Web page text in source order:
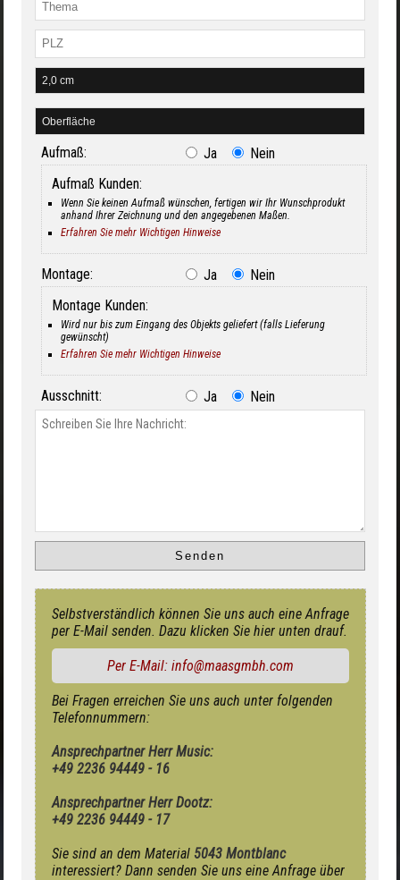
Aufmaß: Ja
Nein
Aufmaß Kunden:
Wenn Sie keinen Aufmaß wünschen, fertigen wir Ihr Wunschprodukt
anhand Ihrer Zeichnung und den angegebenen Maßen.
Erfahren Sie mehr Wichtigen Hinweise
Montage: Ja
Nein
Montage Kunden:
Wird nur bis zum Eingang des Objekts geliefert (falls Lieferung
gewünscht)
Erfahren Sie mehr Wichtigen Hinweise
Ausschnitt: Ja Nein
Selbstverständlich können Sie uns auch eine Anfrage
per E-Mail senden. Dazu klicken Sie hier unten drauf.
Per E-Mail: info@maasgmbh.com
Bei Fragen erreichen Sie uns auch unter folgenden
Telefonnummern:
Ansprechpartner Herr Music:
+49 2236 94449 - 16
Ansprechpartner Herr Dootz:
+49 2236 94449 - 17
Sie sind an dem Material 5043 Montblanc
interessiert? Dann senden Sie uns eine Anfrage über